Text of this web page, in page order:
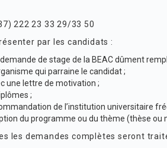
222 23 33 29/33 50
par les candidats :
de stage de la BEAC dûment
qui parraine le candidat ;
une lettre de motivation ;
;
de l’institution universitaire
du programme ou du thème (thèse
les demandes complètes seront